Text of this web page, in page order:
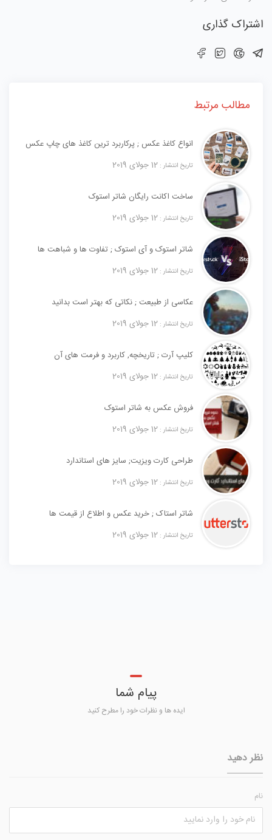
اشتراک گذاری
مطالب مرتبط
انواع کاغذ عکس ; پرکاربرد ترین کاغذ های چاپ عکس
تاریخ انتشار : 12 جولای 2019
ساخت اکانت رایگان شاتر استوک
تاریخ انتشار : 12 جولای 2019
شاتر استوک و آی استوک ; تفاوت ها و شباهت ها
تاریخ انتشار : 12 جولای 2019
عکاسی از طبیعت ; نکاتی که بهتر است بدانید
تاریخ انتشار : 12 جولای 2019
کلیپ آرت ; تاریخچه, کاربرد و فرمت های آن
تاریخ انتشار : 12 جولای 2019
فروش عکس به شاتر استوک
تاریخ انتشار : 12 جولای 2019
طراحی کارت ویزیت; سایز های استاندارد
تاریخ انتشار : 12 جولای 2019
شاتر استاک ; خرید عکس و اطلاع از قیمت ها
تاریخ انتشار : 12 جولای 2019
پیام شما
ایده ها و نظرات خود را مطرح کنید
نظر دهید
نام